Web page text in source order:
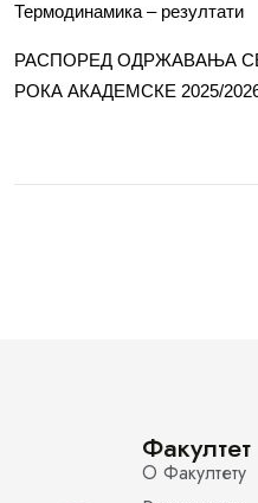
Термодинамика – резултати
РАСПОРЕД ОДРЖАВАЊА
РОКА АКАДЕМСКЕ 2025/
Факултет
О Факултету